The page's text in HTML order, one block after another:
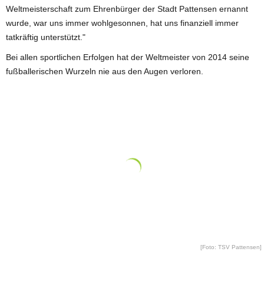
Weltmeisterschaft zum Ehrenbürger der Stadt Pattensen ernannt
wurde, war uns immer wohlgesonnen, hat uns finanziell immer
tatkräftig unterstützt."
Bei allen sportlichen Erfolgen hat der Weltmeister von 2014 seine
fußballerischen Wurzeln nie aus den Augen verloren.
[Foto: TSV Pattensen]